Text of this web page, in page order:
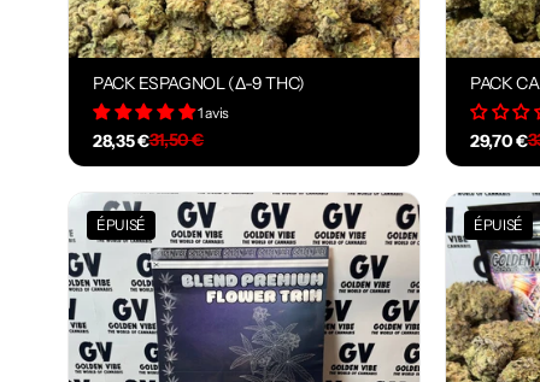
PACK ESPAGNOL (Δ-9 THC)
1 avis
28,35 €31,50 €
PACK
29,70 €
ÉPUISÉ ÉPUISÉ